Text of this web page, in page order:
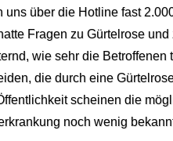
uns über die Hotline fast
Fragen zu Gürtelrose
wie sehr die Betroffenen
die durch eine
scheinen die
noch wenig